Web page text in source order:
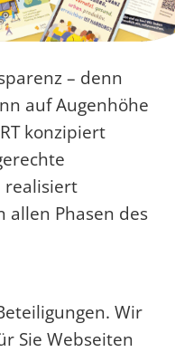
– denn
auf Augenhöhe
konzipiert
realisiert
allen Phasen des
Wir
Sie Webseiten